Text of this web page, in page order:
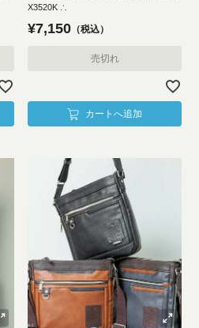
X3520K ∴
¥7,150 税込
売切れ
カートへ追加